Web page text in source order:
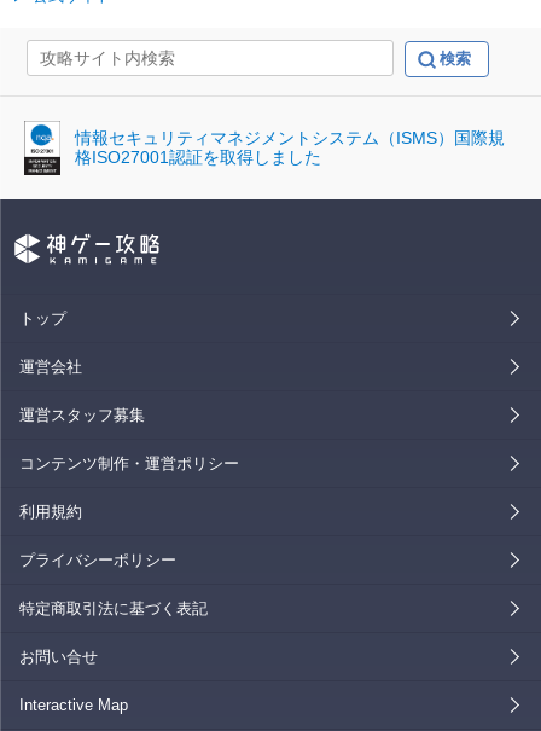
情報セキュリティマネジメントシステム（ISMS）国際規
格ISO27001認証を取得しました
トップ
運営会社
運営スタッフ募集
コンテンツ制作・運営ポリシー
利用規約
プライバシーポリシー
特定商取引法に基づく表記
お問い合せ
Interactive Map